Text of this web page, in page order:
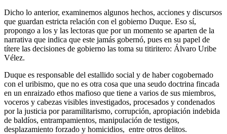
Dicho lo anterior, examinemos algunos hechos, acciones y discursos
que guardan estricta relación con el gobierno Duque. Eso sí,
propongo a los y las lectoras que por un momento se aparten de la
narrativa que indica que este jamás gobernó, pues en su papel de
títere las decisiones de gobierno las toma su titiritero: Álvaro Uribe
Vélez.
Duque es responsable del estallido social y de haber cogobernado
con el uribismo, que no es otra cosa que una seudo doctrina fincada
en un enraizado ethos mafioso que tiene a varios de sus miembros,
voceros y cabezas visibles investigados, procesados y condenados
por la justicia por paramilitarismo, corrupción, apropiación indebida
de baldíos, entrampamientos, manipulación de testigos,
desplazamiento forzado y homicidios, entre otros delitos.